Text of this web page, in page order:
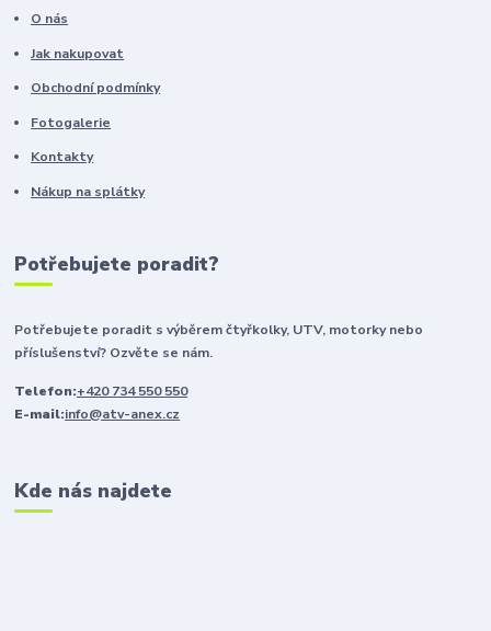
O nás
Jak nakupovat
Obchodní podmínky
Fotogalerie
Kontakty
Nákup na splátky
Potřebujete poradit?
Potřebujete poradit s výběrem čtyřkolky, UTV, motorky nebo
příslušenství? Ozvěte se nám.
Telefon:+420 734 550 550
E-mail:info@atv-anex.cz
Kde nás najdete